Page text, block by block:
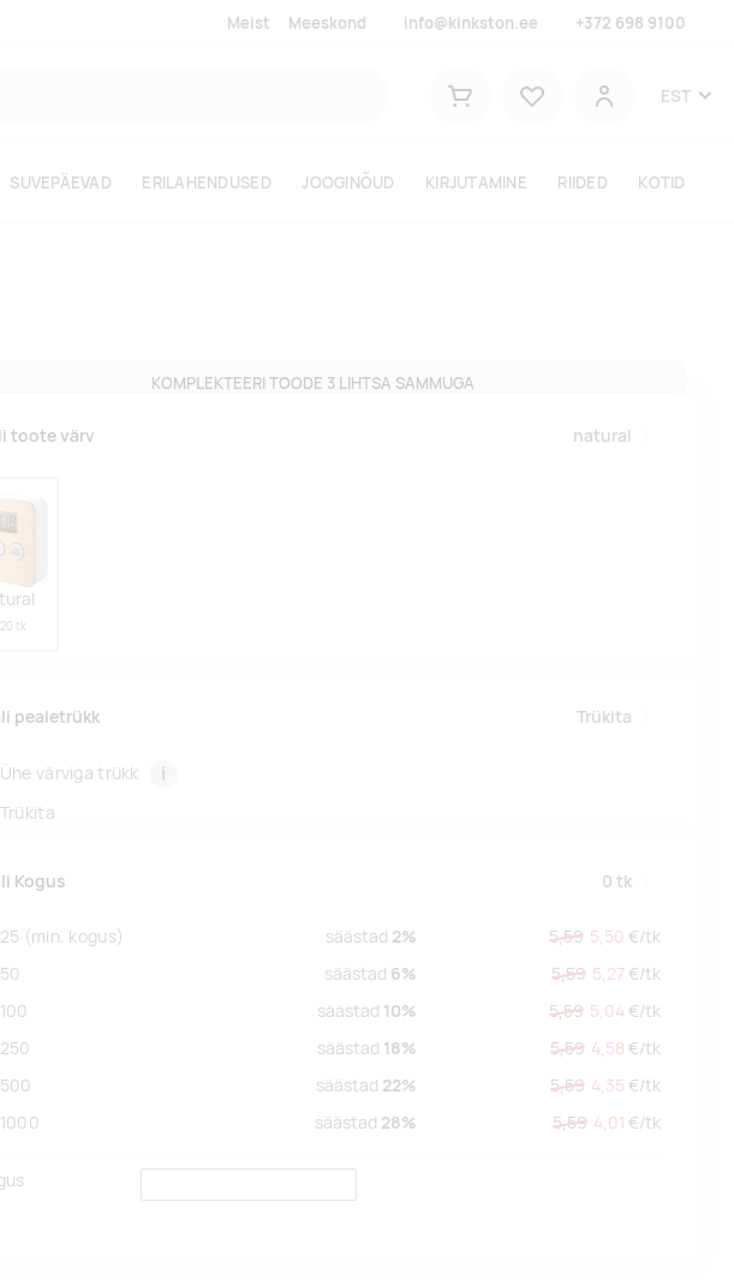
Meist Meeskond info@kinkston.ee +372 698 9100
Ostukorv
Kasutaja
EST
SUVEPÄEVAD ERILAHENDUSED JOOGINÕUD KIRJUTAMINE RIIDED KOTID
KOMPLEKTEERI TOODE 3 LIHTSA SAMMUGA
toote värv natural
tk
pealetrükk Trükita
Ühe värviga trükk i
Trükita
Kogus 0 tk
25 (min. kogus) säästad 2% 5,59 5,50 €/tk
50
säästad 6% 5,59 5,27 €/tk
100
säästad 10% 5,59 5,04 €/tk
250
säästad 18% 5,59 4,58 €/tk
500
säästad 22% 5,59 4,35 €/tk
1000
säästad 28% 5,59 4,01 €/tk